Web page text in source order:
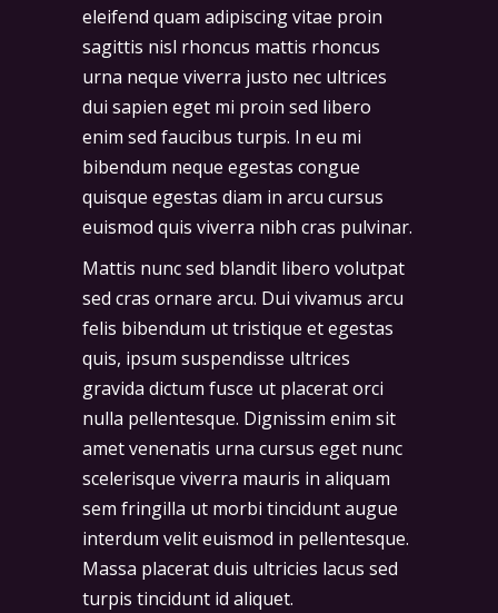
eleifend quam adipiscing vitae proin
sagittis nisl rhoncus mattis rhoncus
urna neque viverra justo nec ultrices
dui sapien eget mi proin sed libero
enim sed faucibus turpis. In eu mi
bibendum neque egestas congue
quisque egestas diam in arcu cursus
euismod quis viverra nibh cras pulvinar.
Mattis nunc sed blandit libero volutpat
sed cras ornare arcu. Dui vivamus arcu
felis bibendum ut tristique et egestas
quis, ipsum suspendisse ultrices
gravida dictum fusce ut placerat orci
nulla pellentesque. Dignissim enim sit
amet venenatis urna cursus eget nunc
scelerisque viverra mauris in aliquam
sem fringilla ut morbi tincidunt augue
interdum velit euismod in pellentesque.
Massa placerat duis ultricies lacus sed
turpis tincidunt id aliquet.